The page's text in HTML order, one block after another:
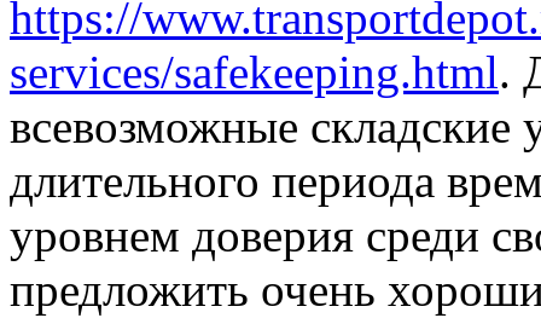
https://
services/safekeeping.html.
всевозможные складские
длительного периода
уровнем доверия среди
предложить очень